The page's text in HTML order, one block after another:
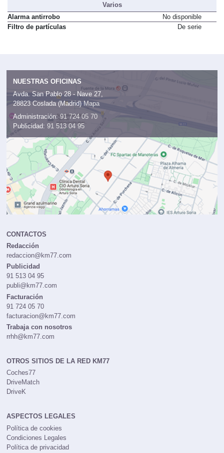
Varios
Alarma antirrobo
No disponible
Filtro de partículas
De serie
NUESTRAS OFICINAS
Avda. San Pablo 28 - Nave 27,
28823 Coslada (Madrid) Mapa
Administración: 91 724 05 70
Publicidad: 91 513 04 95
CONTACTOS
Redacción
redaccion@km77.com
Publicidad
91 513 04 95
publi@km77.com
Facturación
91 724 05 70
facturacion@km77.com
Trabaja con nosotros
rrhh@km77.com
OTROS SITIOS DE LA RED KM77
Coches77
DriveMatch
DriveK
ASPECTOS LEGALES
Política de cookies
Condiciones Legales
Política de privacidad